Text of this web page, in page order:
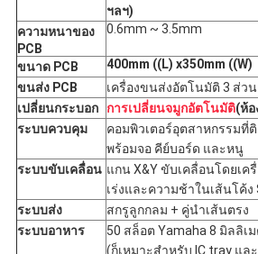
ฯลฯ)
ความหนาของ
PCB
0.6mm ~ 3.5mm
ขนาด PCB
400mm ((L) x350mm ((W)
ขนส่ง PCB
เครื่องขนส่งอัตโนมัติ 3 ส่วน
เปลี่ยนกระบอก
การเปลี่ยนจมูกอัตโนมัติ(ห้อ
ระบบควบคุม
คอมพิวเตอร์อุตสาหกรรมที่
พร้อมจอ คีย์บอร์ด และหนู
ระบบขับเคลื่อน แกน X&Y ขับเคลื่อนโดยเค
เร่งและความช้าในเส้นโค้ง
ระบบส่ง
สกรูลูกกลม + คู่นําเส้นตรง
ระบบอาหาร
50 สล็อต Yamaha 8 มิลลิ
(ก็เหมาะสําหรับ IC tray แล